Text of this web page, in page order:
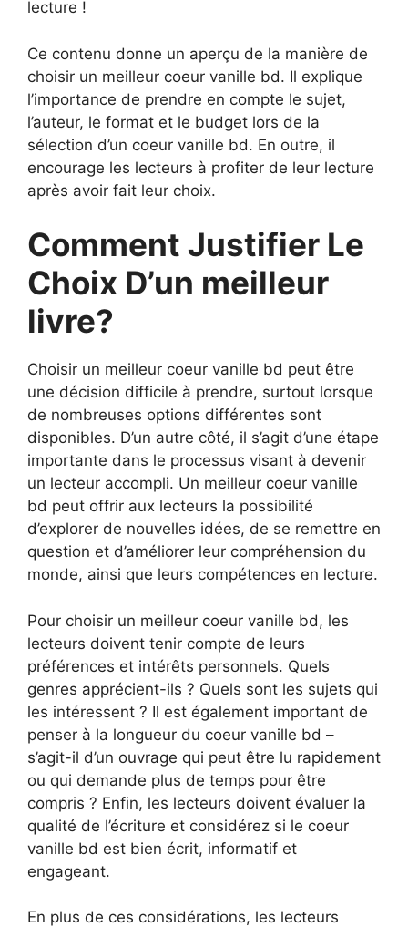
lecture !
Ce contenu donne un aperçu de la manière de
choisir un meilleur coeur vanille bd. Il explique
l’importance de prendre en compte le sujet,
l’auteur, le format et le budget lors de la
sélection d’un coeur vanille bd. En outre, il
encourage les lecteurs à profiter de leur lecture
après avoir fait leur choix.
Comment Justifier Le
Choix D’un meilleur
livre?
Choisir un meilleur coeur vanille bd peut être
une décision difficile à prendre, surtout lorsque
de nombreuses options différentes sont
disponibles. D’un autre côté, il s’agit d’une étape
importante dans le processus visant à devenir
un lecteur accompli. Un meilleur coeur vanille
bd peut offrir aux lecteurs la possibilité
d’explorer de nouvelles idées, de se remettre en
question et d’améliorer leur compréhension du
monde, ainsi que leurs compétences en lecture.
Pour choisir un meilleur coeur vanille bd, les
lecteurs doivent tenir compte de leurs
préférences et intérêts personnels. Quels
genres apprécient-ils ? Quels sont les sujets qui
les intéressent ? Il est également important de
penser à la longueur du coeur vanille bd –
s’agit-il d’un ouvrage qui peut être lu rapidement
ou qui demande plus de temps pour être
compris ? Enfin, les lecteurs doivent évaluer la
qualité de l’écriture et considérez si le coeur
vanille bd est bien écrit, informatif et
engageant.
En plus de ces considérations, les lecteurs